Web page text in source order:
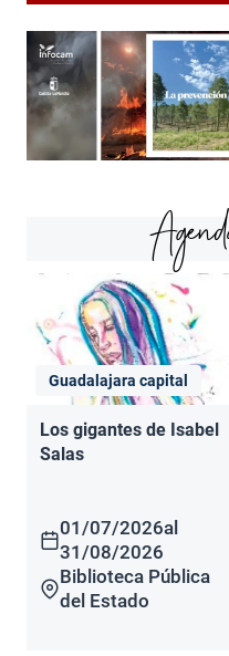
Guadalajara capital
Los gigantes de Isabel
Salas
01/07/2026al
31/08/2026
Biblioteca Pública
del Estado